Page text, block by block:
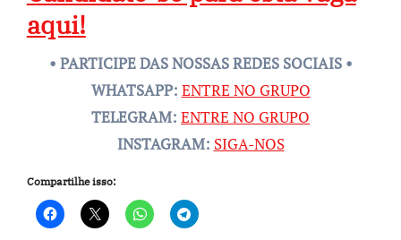
aqui!
• PARTICIPE DAS NOSSAS REDES SOCIAIS •
WHATSAPP: ENTRE NO GRUPO
TELEGRAM: ENTRE NO GRUPO
INSTAGRAM: SIGA-NOS
Compartilhe isso: